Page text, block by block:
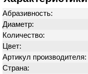
Абразивность:
Диаметр:
Количество:
Цвет:
Артикул производителя:
Страна: